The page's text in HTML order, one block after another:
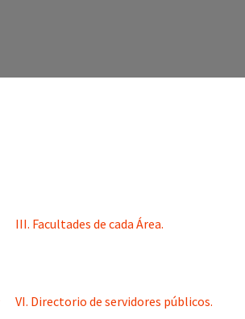
III. Facultades de cada Área.
VI. Directorio de servidores públicos.